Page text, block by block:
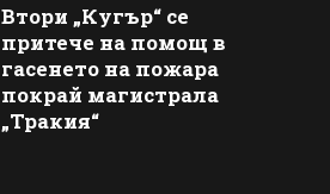
Втори „Кугър“ се
притече на помощ в
гасенето на пожара
покрай магистрала
„Тракия“